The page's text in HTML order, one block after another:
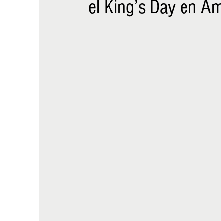
ALIMENTACIÓN COLUMNA BUENA MESA
el King’s Day en